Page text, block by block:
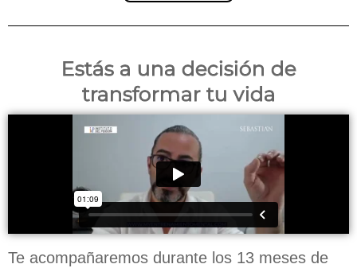
Estás a una decisión de
transformar tu vida
Te acompañaremos durante los 13 meses de